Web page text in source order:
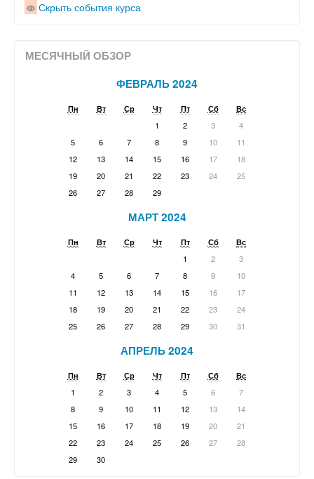
Скрыть события курса
МЕСЯЧНЫЙ ОБЗОР
ФЕВРАЛЬ 2024
Пн Вт Ср Чт Пт Сб
Вс
1
2 3
4
5
6 7 8 9 10
11
12
13 14 15 16 17
18
19
20 21 22 23 24
25
26
27 28 29
МАРТ 2024
Пн Вт Ср Чт Пт Сб
Вс
1
2
3
4
5 6 7 8 9
10
11
12 13 14 15 16
17
18
19 20 21 22 23
24
25
26 27 28 29 30 31
АПРЕЛЬ 2024
Пн Вт Ср Чт Пт Сб
Вс
1
2 3 4 5 6
7
8
9 10 11 12 13
14
15
16 17 18 19 20
21
22
23 24 25 26 27
28
29
30